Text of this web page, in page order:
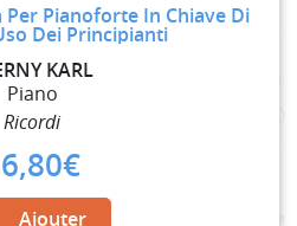
Pianoforte In Chiave Di
Dei Principianti
KARL
Piano
Ricordi
€
Ajouter